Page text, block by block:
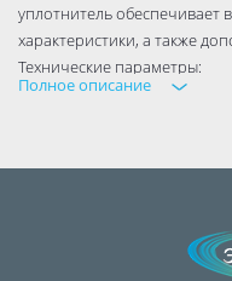
уплотнитель обеспечивает
характеристики, а также
Технические параметры:
Профиль: «D»,«E»
Срок годности: 48 месяцев
Полное описание